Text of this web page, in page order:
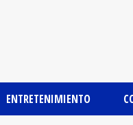
ENTRETENIMIENTO